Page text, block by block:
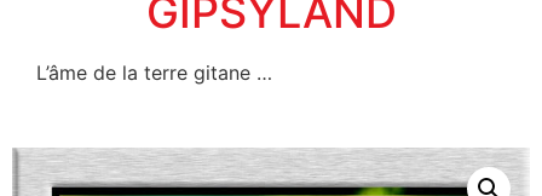
GIPSYLAND
L’âme de la terre gitane …